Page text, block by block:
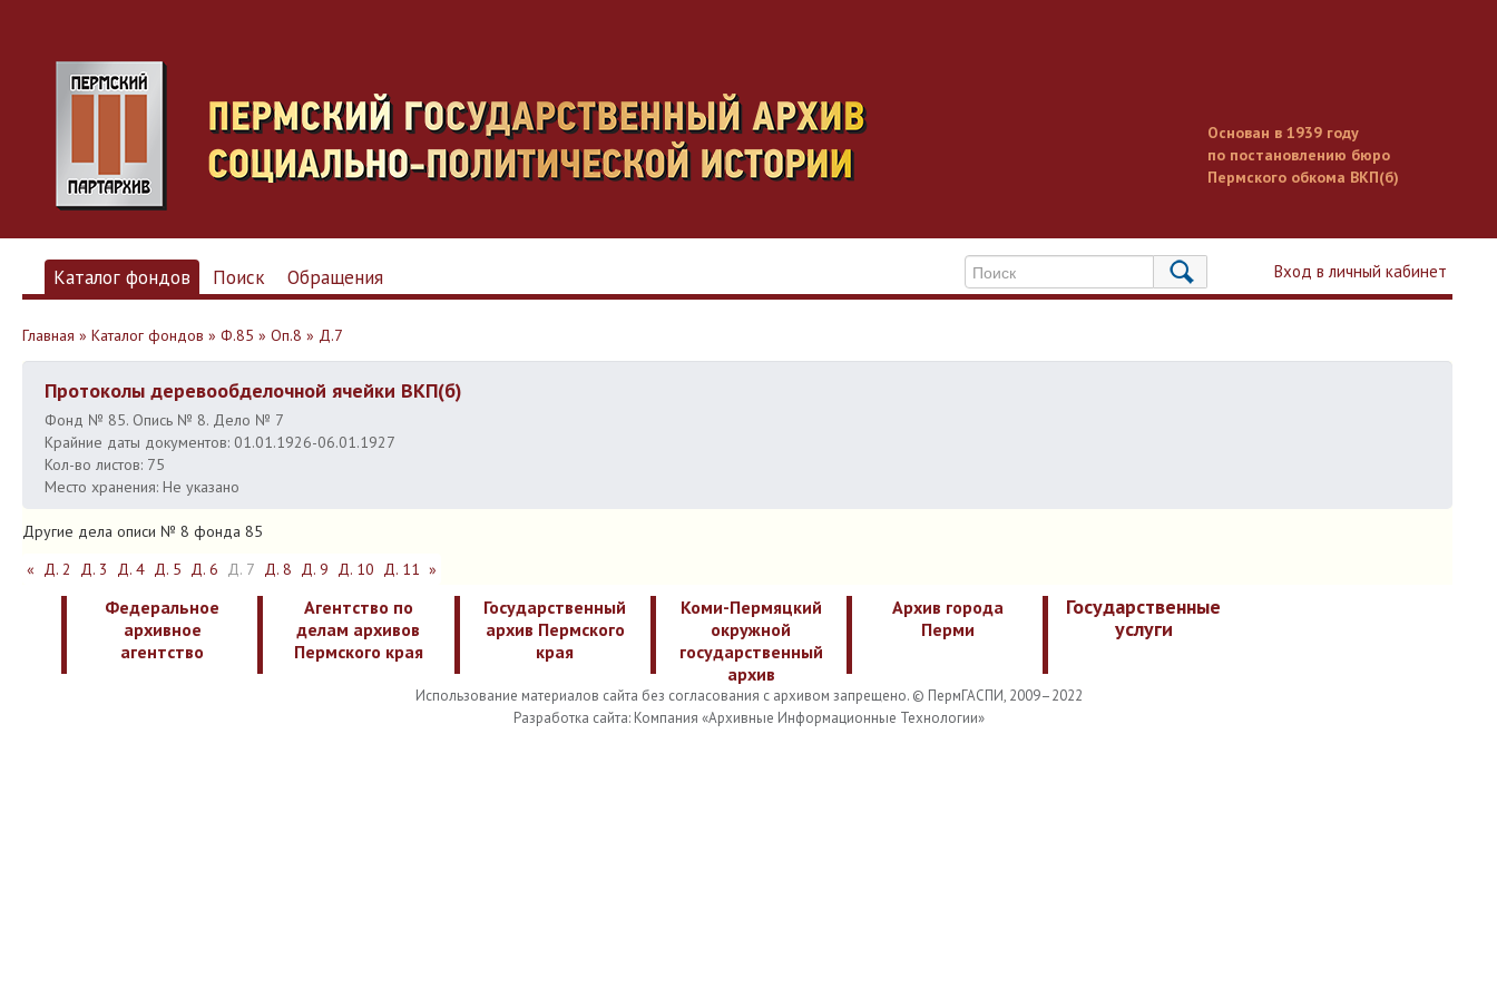
Основан в 1939 году
по постановлению бюро
Пермского обкома ВКП(б)
Вход в личный кабинет
Каталог фондов Поиск Обращения
Главная » Каталог фондов » Ф.85 » Оп.8 » Д.7
Протоколы деревообделочной ячейки ВКП(б)
Фонд № 85. Опись № 8. Дело № 7
Крайние даты документов: 01.01.1926-06.01.1927
Кол-во листов: 75
Место хранения: Не указано
Другие дела описи № 8 фонда 85
« Д. 2 Д. 3 Д. 4 Д. 5 Д. 6 Д. 7 Д. 8 Д. 9 Д. 10 Д. 11 »
Федеральное
архивное
агентство
Агентство по
делам архивов
Пермского края
Государственный
архив Пермского
края
Коми-Пермяцкий
окружной
государственный
архив
Архив города
Перми
Государственные
услуги
Использование материалов сайта без согласования с архивом запрещено. © ПермГАСПИ, 2009–2022
Разработка сайта: Компания «Архивные Информационные Технологии»